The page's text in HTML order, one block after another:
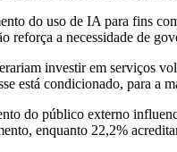
do uso de IA para fins
reforça a necessidade de
investir em serviços
está condicionado, para a
do público externo
enquanto 22,2%